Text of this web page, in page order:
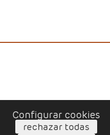
Configurar cookies
rechazar todas